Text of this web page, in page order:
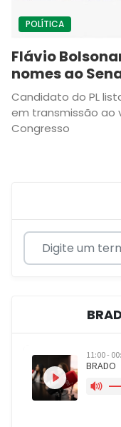
POLÍTICA
Flávio
nomes ao
Candidato do PL
em transmissão ao
Congresso